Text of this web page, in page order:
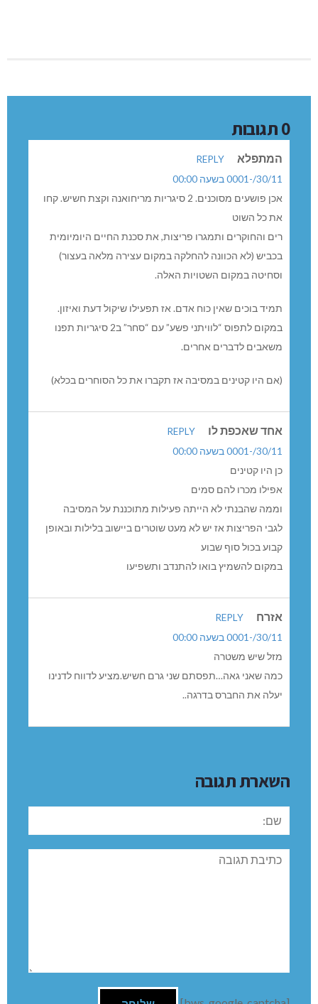
0 תגובות
המתפלא
REPLY
30/11/-0001 בשעה 00:00
אכן פושעים מסוכנים. 2 סיגריות מריחואנה וקצת חשיש. קחו
את כל השוט
רים והחוקרים ותמגרו פריצות, את סכנת החיים היומיומית
בכביש (לא הכוונה להחלקה במקום עצירה מלאה בעצור)
וסחיטה במקום השטויות האלה.
תמיד בוכים שאין כוח אדם. אז תפעילו שיקול דעת ואיזון.
במקום לתפוס “לוויתני פשע” עם “סחר” ב2 סיגריות תפנו
משאבים לדברים אחרים.
(אם היו קטינים במסיבה אז תקברו את כל הסוחרים בכלא)
אחד שאכפת לו
REPLY
30/11/-0001 בשעה 00:00
כן היו קטינים
אפילו מכרו להם סמים
וממה שהבנתי לא הייתה פעילות מתוכננת על המסיבה
לגבי הפריצות אז יש לא מעט שוטרים ביישוב בלילות ובאופן
קבוע בכול סוף שבוע
במקום להשמיץ בואו להתנדב ותשפיעו
אזרח
REPLY
30/11/-0001 בשעה 00:00
מזל שיש משטרה
כמה שאני גאה…תפסתם שני גרם חשיש.מציע לדווח לדנינו
יעלה את החברס בדרגה..
השארת תגובה
שם:
תגובה